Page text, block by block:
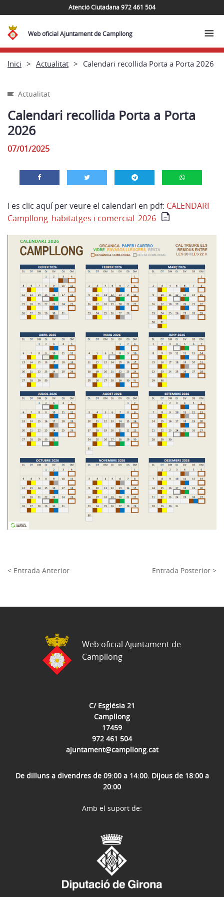
Atenció Ciutadana 972 461 504
Web oficial Ajuntament de Campllong
Inici Actualitat Calendari recollida Porta a Porta 2026
Actualitat
Calendari recollida Porta a Porta
2026
07/01/2025
Fes clic aquí per veure el calendari en pdf: CALENDARI
Campllong_habitatges i comercial_2026
< Entrada Anterior Entrada Posterior >
C/ Església 21
Campllong
17459
972 461 504
ajuntament@campllong.cat
De dilluns a divendres de 09:00 a 14:00. Dijous de 18:00 a
20:00
Web oficial Ajuntament de
Campllong
Amb el suport de: